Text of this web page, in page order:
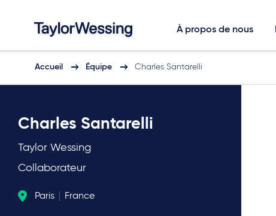
À propos de nous
Accueil Équipe Charles Santarelli
Charles Santarelli
Taylor Wessing
Collaborateur
Paris France